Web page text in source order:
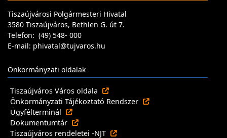
Tiszaújvárosi Polgármesteri Hivatal
3580 Tiszaújváros, Bethlen G. út 7.
Telefon: (49) 548- 000
E-mail: phivatal@tujvaros.hu
Önkormányzati oldalak
Tiszaújváros Város oldala
Önkormányzati Tájékoztató Rendszer
Ügyfélterminál
Dokumentumtár
Tiszaújváros rendeletei -NJT